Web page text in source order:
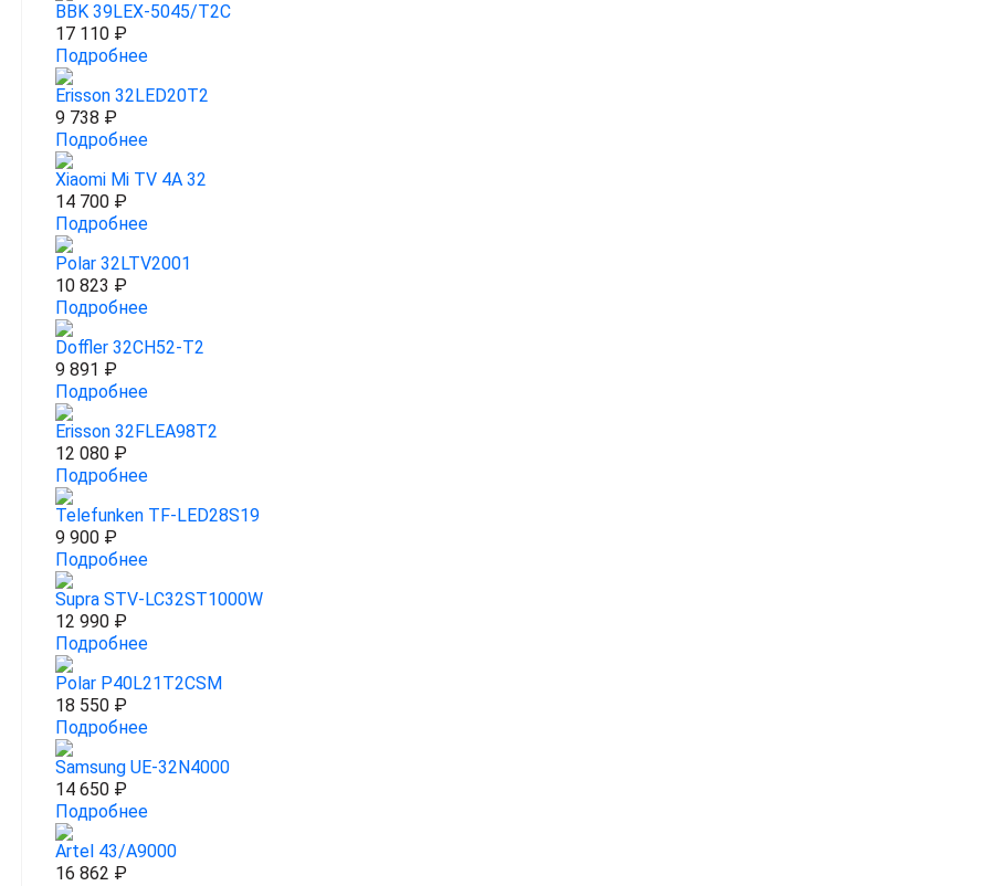
BBK 39LEX-5045/T2C
17 110 ₽
Подробнее
Erisson 32LED20T2
9 738 ₽
Подробнее
Xiaomi Mi TV 4A 32
14 700 ₽
Подробнее
Polar 32LTV2001
10 823 ₽
Подробнее
Doffler 32CH52-T2
9 891 ₽
Подробнее
Erisson 32FLEA98T2
12 080 ₽
Подробнее
Telefunken TF-LED28S19
9 900 ₽
Подробнее
Supra STV-LC32ST1000W
12 990 ₽
Подробнее
Polar P40L21T2CSM
18 550 ₽
Подробнее
Samsung UE-32N4000
14 650 ₽
Подробнее
Artel 43/A9000
16 862 ₽